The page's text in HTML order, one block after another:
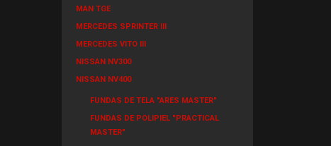
MAN TGE
MERCEDES SPRINTER III
MERCEDES VITO III
NISSAN NV300
NISSAN NV400
FUNDAS DE TELA "ARES MASTER"
FUNDAS DE POLIPIEL "PRACTICAL
MASTER"